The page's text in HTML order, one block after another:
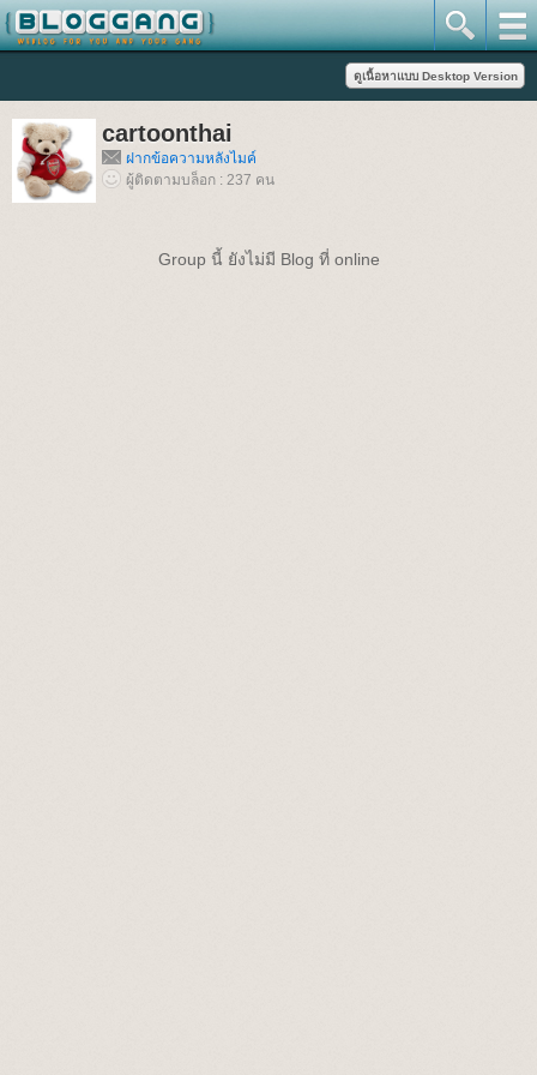
cartoonthai
ฝากข้อความหลังไมค์
ผู้ติดตามบล็อก : 237 คน
Group นี้ ยังไม่มี Blog ที่ online